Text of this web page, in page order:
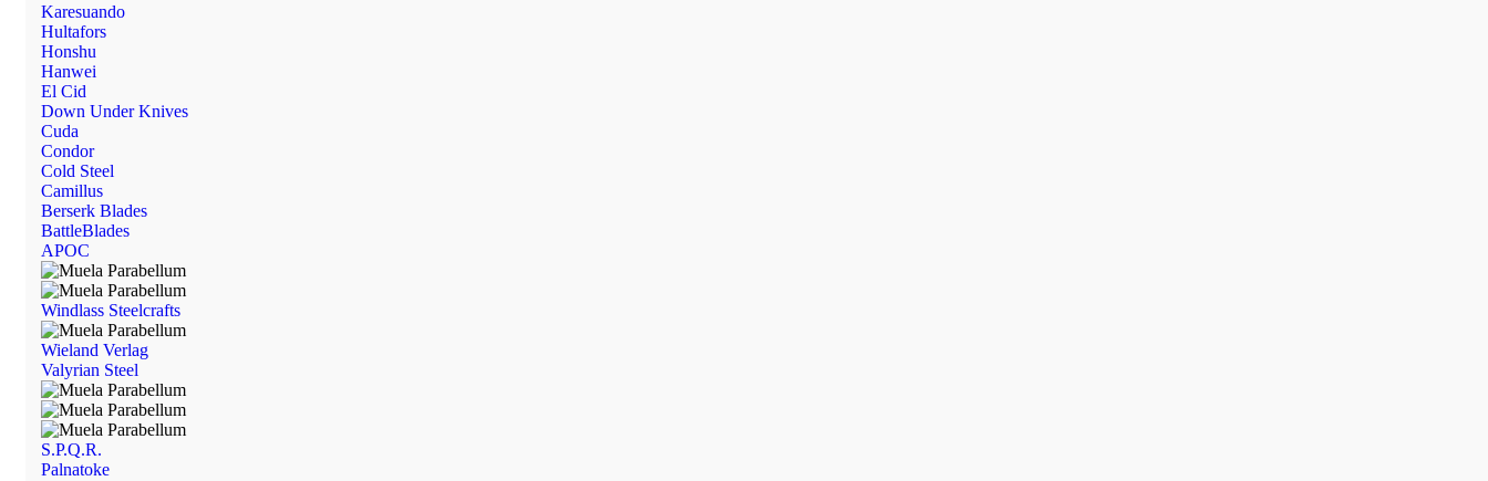
Karesuando
Hultafors
Honshu
Hanwei
El Cid
Down Under Knives
Cuda
Condor
Cold Steel
Camillus
Berserk Blades
BattleBlades
APOC
Windlass Steelcrafts
Wieland Verlag
Valyrian Steel
S.P.Q.R.
Palnatoke